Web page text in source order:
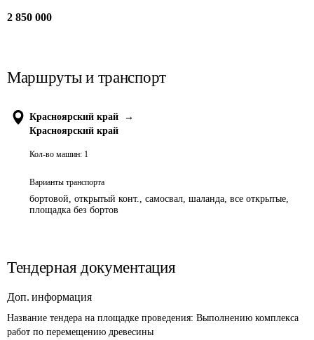
2 850 000
Маршруты и транспорт
Красноярский край
→
Красноярский край
Кол-во машин: 1
Варианты транспорта
бортовой, открытый конт., самосвал, шаланда, все открытые,
площадка без бортов
Тендерная документация
Доп. информация
Название тендера на площадке проведения: Выполнению комплекса
работ по перемещению древесины